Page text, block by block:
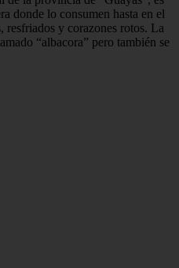
donde lo consumen hasta en el
resfriados y corazones rotos. La
“albacora” pero también se